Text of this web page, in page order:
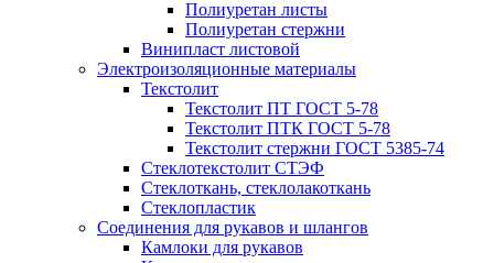
Полиуретан листы
Полиуретан стержни
Винипласт листовой
Электроизоляционные материалы
Текстолит
Текстолит ПТ ГОСТ 5-78
Текстолит ПТК ГОСТ 5-78
Текстолит стержни ГОСТ 5385-74
Стеклотекстолит СТЭФ
Стеклоткань, стеклолакоткань
Стеклопластик
Соединения для рукавов и шлангов
Камлоки для рукавов